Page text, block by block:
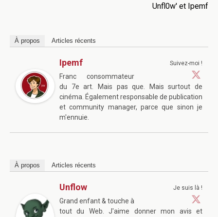
Unfl0w' et Ipemf
À propos Articles récents
Suivez-moi !
Ipemf
Franc consommateur
du 7e art. Mais pas que. Mais surtout de
cinéma. Également responsable de publication
et community manager, parce que sinon je
m'ennuie.
À propos Articles récents
Je suis là !
Unflow
Grand enfant & touche à
tout du Web. J'aime donner mon avis et